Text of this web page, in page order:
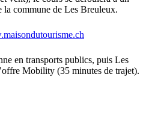
la commune de Les Breuleux.
en transports publics, puis Les
Mobility (35 minutes de trajet).